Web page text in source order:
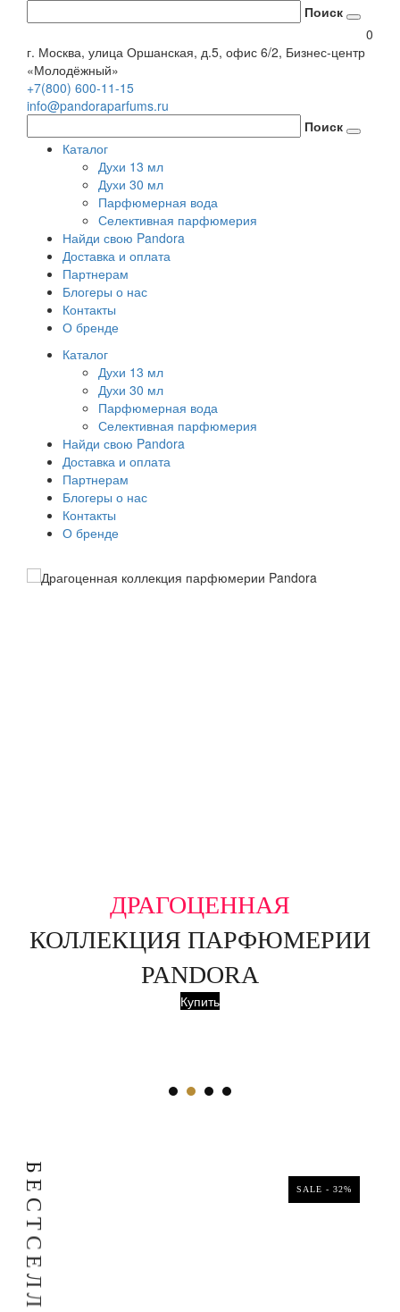
Поиск
0
г. Москва, улица Оршанская, д.5, офис 6/2, Бизнес-центр
«Молодёжный»
+7(800) 600-11-15
info@pandoraparfums.ru
Поиск
Каталог
Духи 13 мл
Духи 30 мл
Парфюмерная вода
Селективная парфюмерия
Найди свою Pandora
Доставка и оплата
Партнерам
Блогеры о нас
Контакты
О бренде
Каталог
Духи 13 мл
Духи 30 мл
Парфюмерная вода
Селективная парфюмерия
Найди свою Pandora
Доставка и оплата
Партнерам
Блогеры о нас
Контакты
О бренде
ДРАГОЦЕННАЯ
КОЛЛЕКЦИЯ ПАРФЮМЕРИИ
PANDORA
Купить
Б
Е
С
Т
С
Е
Л
Л
SALE - 32% SALE - 32%